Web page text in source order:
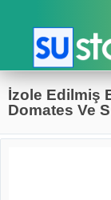
İzole Edilmiş
Domates Ve